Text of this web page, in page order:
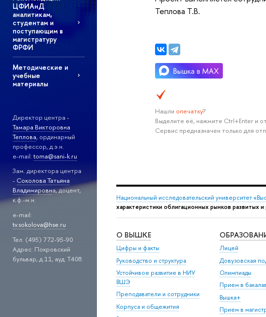
ЦФИАнД
аналитикам,
студентам и
поступающим в
магистратуру
ФРФИ
Методические и
учебные
материалы
Директор центра -
Тамара Викторовна
Теплова, ординарный
профессор, д.э.н.
e-mail: toma@sani-k.ru
Зам. директора центра
- Соколова Татьяна
Владимировна, доцент,
к.ф.-м.н.
e-mail:
tv.sokolova@hse.ru
Тел. (495) 772-95-90
Адрес: Покровский
бульвар, д.11, ауд. Т408.
Теплова Т.В.
Нашли опечатку?
Выделите её, нажмите Ctrl+Enter и
Сервис предназначен только для
Национальный исследовательский университет
характеристики облигационных рынков развитых
О ВЫШКЕ
Цифры и факты
Руководство и структура
Устойчивое развитие в НИУ
ВШЭ
Преподаватели и сотрудники
Корпуса и общежития
Лицей
Довузовская
Олимпиады
Прием в
Вышка+
Прием в